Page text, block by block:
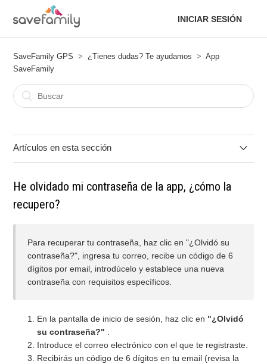
INICIAR SESIÓN
SaveFamily GPS ¿Tienes dudas? Te ayudamos
App
SaveFamily
Artículos en esta sección
He olvidado mi contraseña de la app, ¿cómo la recupero?
¿Puedo evitar que el reloj suene en el colegio?
¿Puedo ver dónde está mi hijo/a en todo momento?
¿Cómo funciona el botón de emergencias (SOS)?
He olvidado mi contraseña de la app, ¿cómo la
recupero?
Para recuperar tu contraseña, haz clic en "¿Olvidó su
contraseña?", ingresa tu correo, recibe un código de 6
dígitos por email, introdúcelo y establece una nueva
contraseña con requisitos específicos.
En la pantalla de inicio de sesión, haz clic en "¿Olvidó
su contraseña?" .
Introduce el correo electrónico con el que te registraste.
Recibirás un código de 6 dígitos en tu email (revisa la